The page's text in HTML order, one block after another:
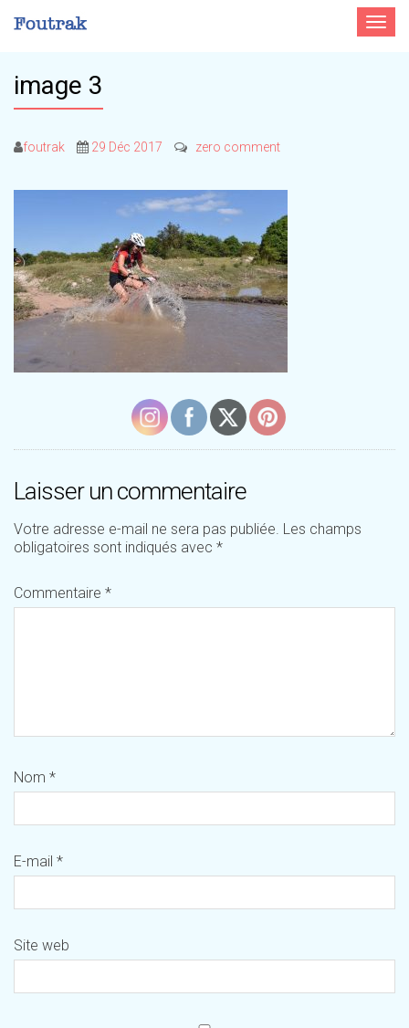
Toggle
image 3
foutrak 29 Déc 2017 zero comment
Laisser un commentaire
Votre adresse e-mail ne sera pas publiée. Les champs
obligatoires sont indiqués avec *
Commentaire *
Nom *
E-mail *
Site web